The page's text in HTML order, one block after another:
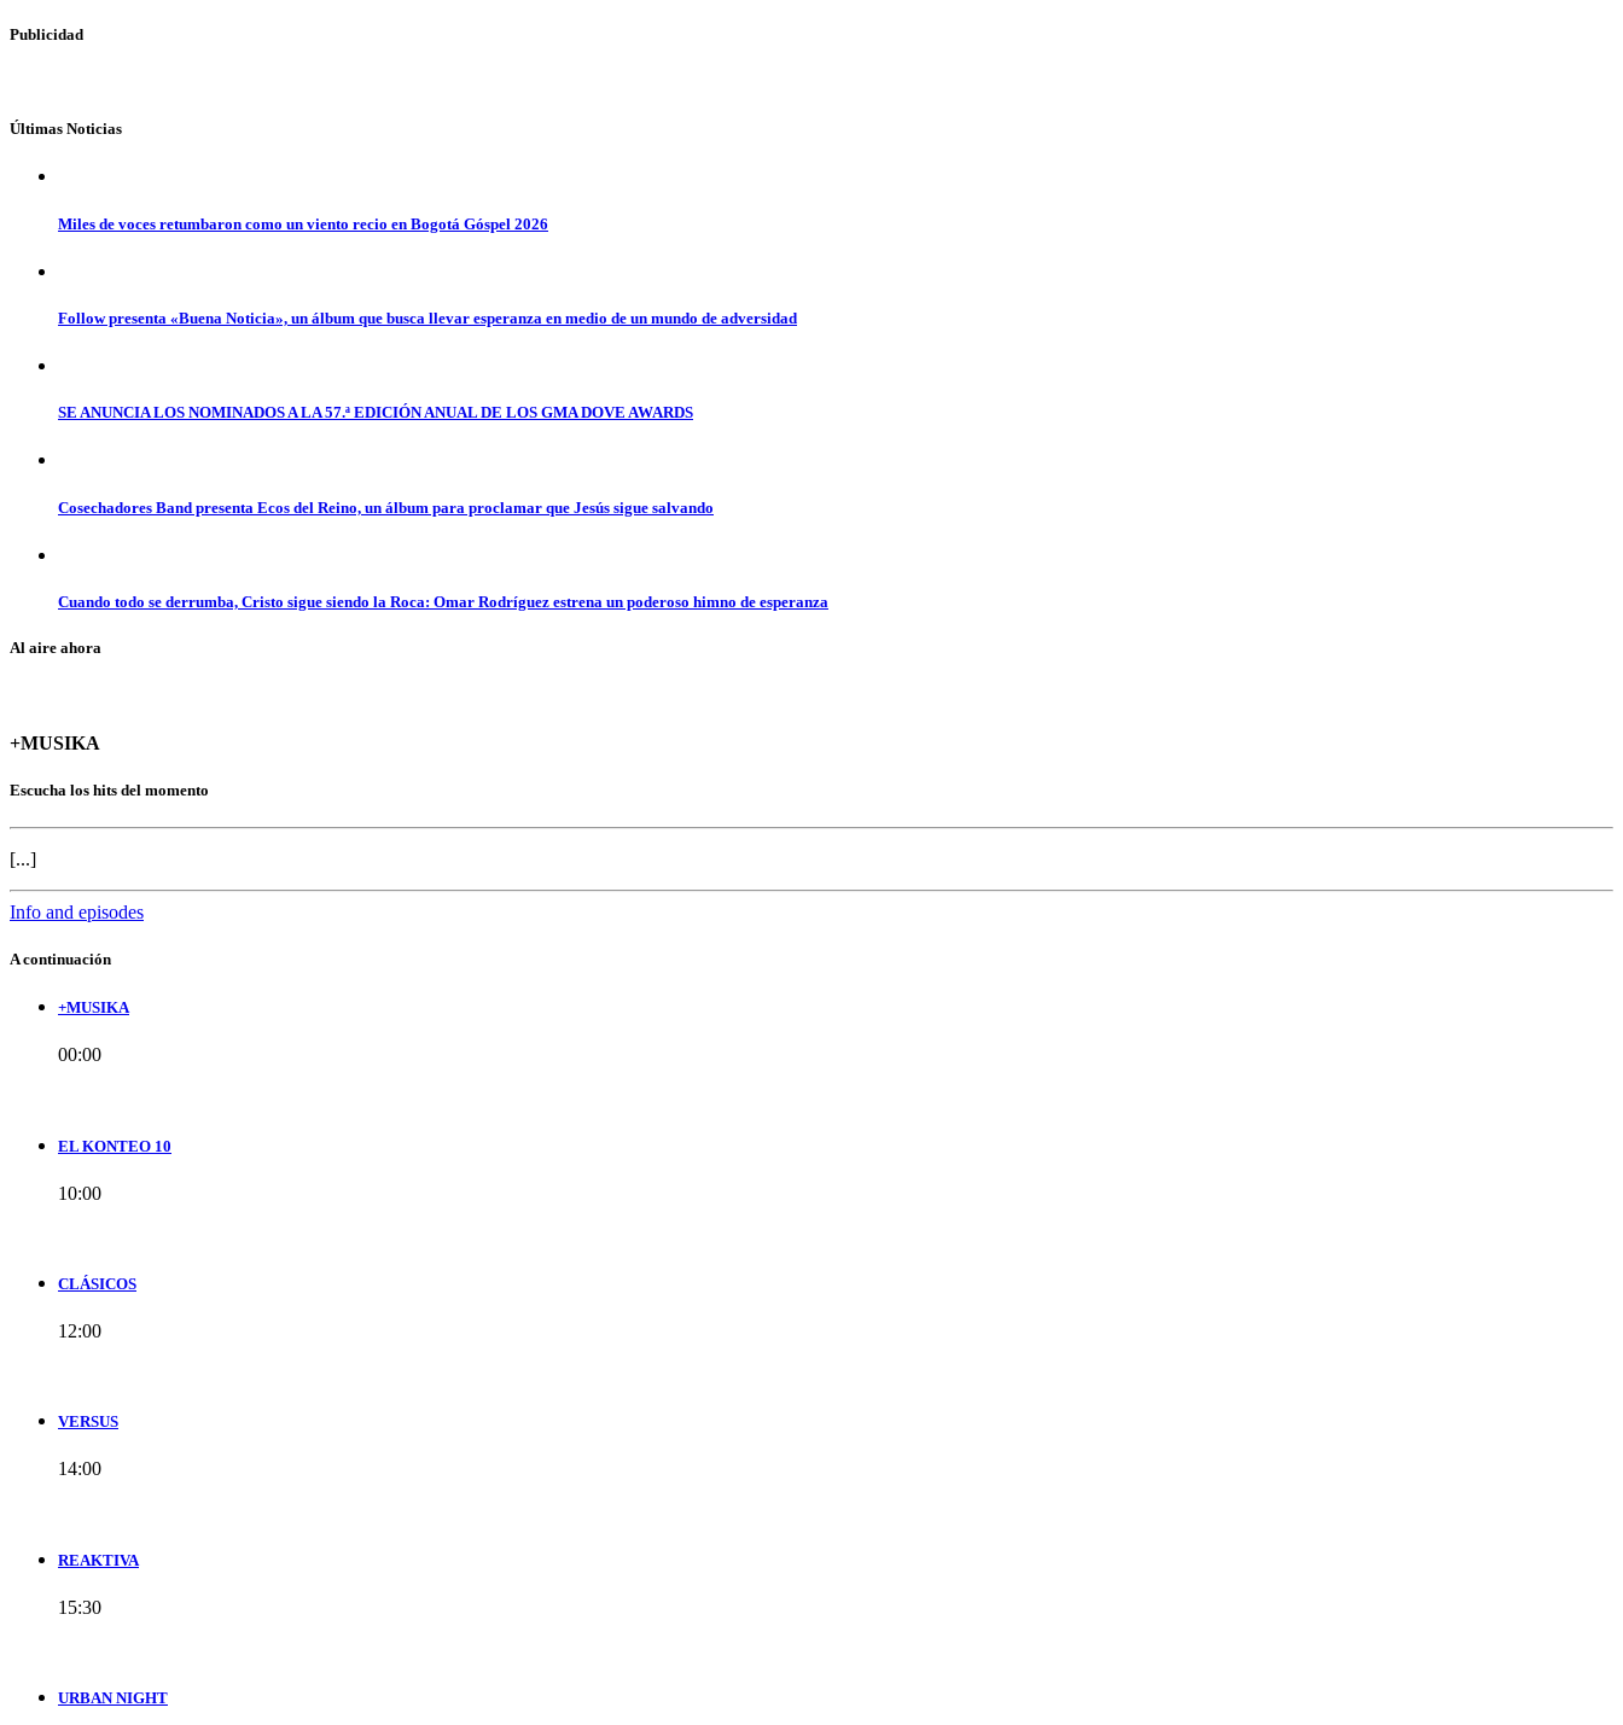
Publicidad
Últimas Noticias
Miles de voces retumbaron como un viento recio en Bogotá Góspel 2026
Follow presenta «Buena Noticia», un álbum que busca llevar esperanza en medio de un mundo de adversidad
SE ANUNCIA LOS NOMINADOS A LA 57.ª EDICIÓN ANUAL DE LOS GMA DOVE AWARDS
Cosechadores Band presenta Ecos del Reino, un álbum para proclamar que Jesús sigue salvando
Cuando todo se derrumba, Cristo sigue siendo la Roca: Omar Rodríguez estrena un poderoso himno de esperanza
Al aire ahora
+MUSIKA
Escucha los hits del momento
[...]
Info and episodes
A continuación
+MUSIKA
00:00
EL KONTEO 10
10:00
CLÁSICOS
12:00
VERSUS
14:00
REAKTIVA
15:30
URBAN NIGHT